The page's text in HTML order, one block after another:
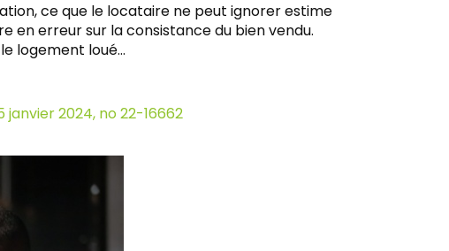
ce que le locataire ne peut ignorer estime
en erreur sur la consistance du bien vendu.
logement loué…
2024, no 22-16662